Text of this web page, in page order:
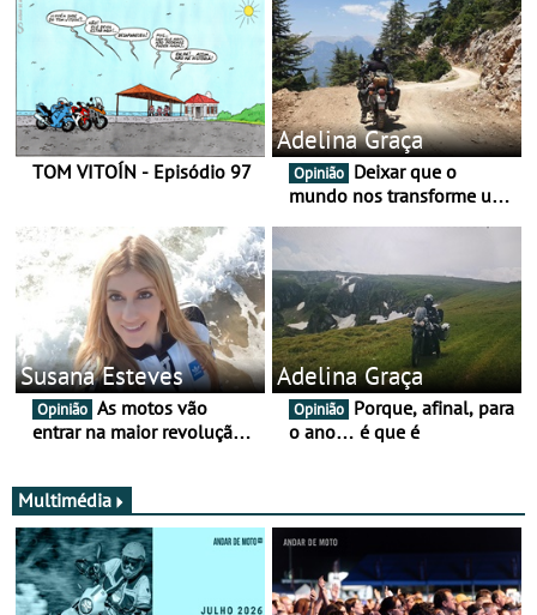
TOM VITOÍN - Episódio 97
Adelina Graça
Opinião
mundo nos transforme um
Susana Esteves
Opinião
entrar na maior revolução
falar disso
Adelina Graça
Opinião
o ano… é que é
Multimédia